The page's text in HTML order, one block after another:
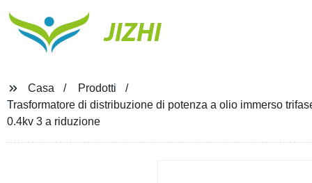
JIZHI
Casa
Prodotti
Trasformatore di distribuzione di potenza a olio immerso
0.4kv 3 a riduzione